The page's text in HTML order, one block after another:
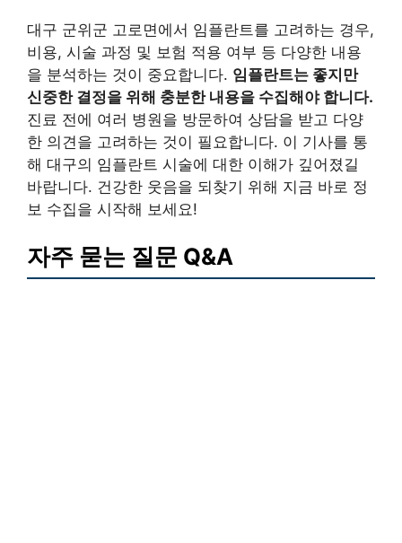
대구 군위군 고로면에서 임플란트를 고려하는 경우,
비용, 시술 과정 및 보험 적용 여부 등 다양한 내용
을 분석하는 것이 중요합니다. 임플란트는 좋지만
신중한 결정을 위해 충분한 내용을 수집해야 합니다.
진료 전에 여러 병원을 방문하여 상담을 받고 다양
한 의견을 고려하는 것이 필요합니다. 이 기사를 통
해 대구의 임플란트 시술에 대한 이해가 깊어졌길
바랍니다. 건강한 웃음을 되찾기 위해 지금 바로 정
보 수집을 시작해 보세요!
자주 묻는 질문 Q&A